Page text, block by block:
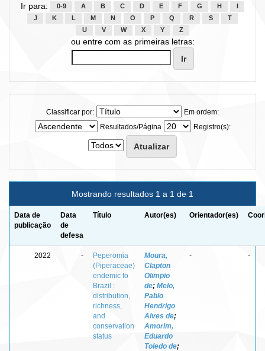
Ir para: 0-9 A B C D E F G H
J
K L M N O P Q R S
T
U
V W X Y Z
ou entre com as primeiras letras:
Classificar por:
Em ordem:
Resultados/Página
Registro(s):
Mostrando resultados 1 a 1 de 1
Data de
publicação
Data
de
defesa
Título Autor(es) Orientador(es)
2022 -
Peperomia
(Piperaceae)
endemic to
Brazil :
distribution,
richness,
and
conservation
status
Moura,
Clapton
Olimpio
de; Melo,
Pablo
Hendrigo
Alves de;
Amorim,
Eduardo
Toledo de;
- -